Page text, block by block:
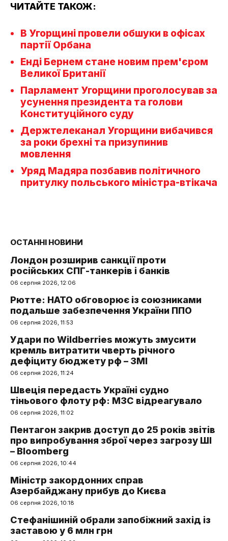
ЧИТАЙТЕ ТАКОЖ:
В Угорщині провели обшуки в офісах
партії Орбана
Енді Бернем стане новим прем'єром
Великої Британії
Парламент Угорщини проголосував за
усунення президента та голови
Конституційного суду
Держтелеканал Угорщини вибачився
за роки брехні та призупинив
мовлення
Уряд Мадяра позбавив політичного
притулку польського міністра-втікача
ОСТАННІ НОВИНИ
Лондон розширив санкції проти
російських СПГ-танкерів і банків
06 серпня 2026, 12:06
Рютте: НАТО обговорює із союзниками
подальше забезпечення України ППО
06 серпня 2026, 11:53
Удари по Wildberries можуть змусити
кремль витратити чверть річного
дефіциту бюджету рф – ЗМІ
06 серпня 2026, 11:24
Швеція передасть Україні судно
тіньового флоту рф: МЗС відреагувало
06 серпня 2026, 11:02
Пентагон закрив доступ до 25 років звітів
про випробування зброї через загрозу ШІ
– Bloomberg
06 серпня 2026, 10:44
Міністр закордонних справ
Азербайджану прибув до Києва
06 серпня 2026, 10:18
Стефанішиній обрали запобіжний захід із
заставою у 6 млн грн